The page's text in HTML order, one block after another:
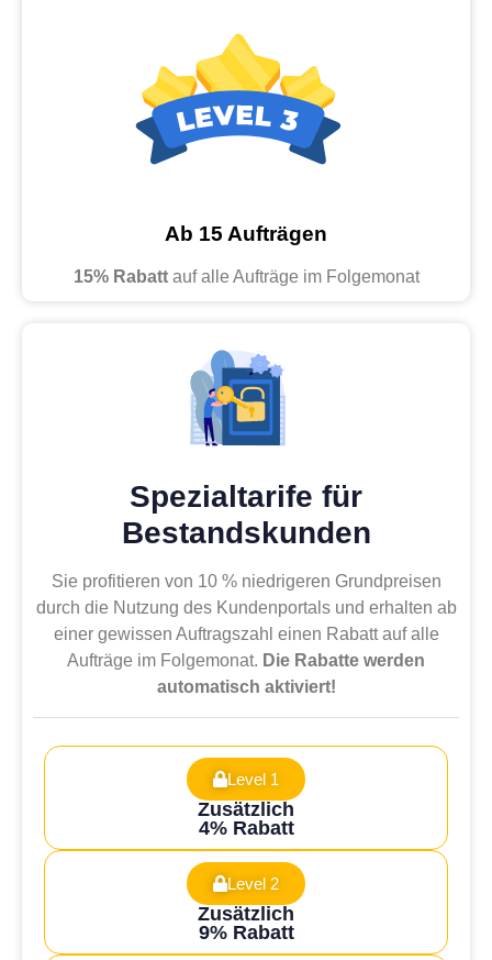
Ab 15 Aufträgen
15% Rabattauf alle Aufträge im Folgemonat
Spezialtarife für
Bestandskunden
Sie profitieren von 10 % niedrigeren Grundpreisen
durch die Nutzung des Kundenportals und erhalten ab
einer gewissen Auftragszahl einen Rabatt auf alle
Aufträge im Folgemonat. Die Rabatte werden
automatisch aktiviert!
Level 1
Zusätzlich
4% Rabatt
Level 2
Zusätzlich
9% Rabatt